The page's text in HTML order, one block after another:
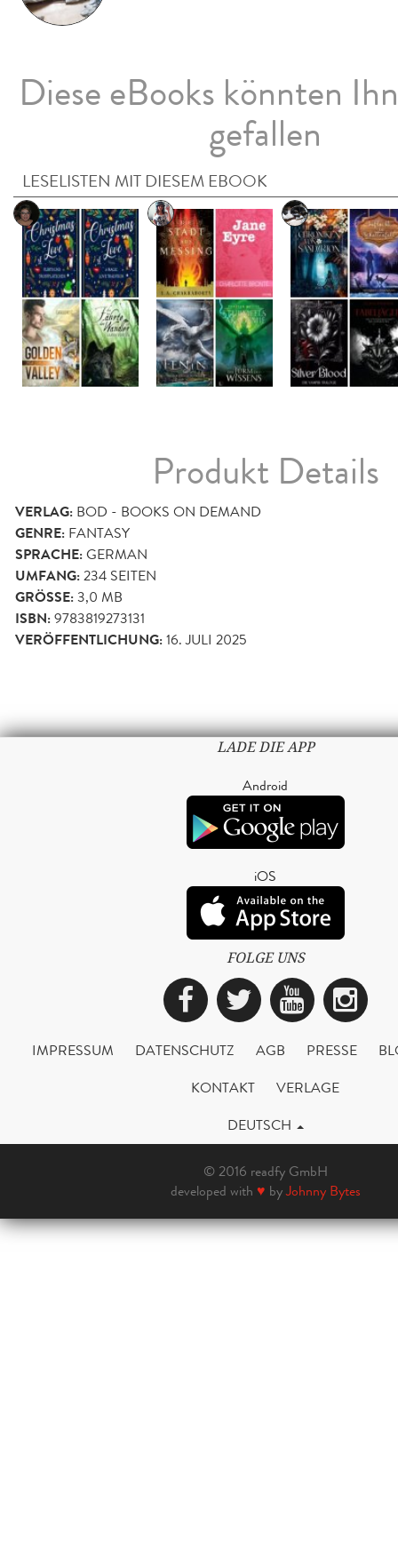
Diese eBooks könnten
gefallen
LESELISTEN MIT DIESEM EBOOK
Produkt Details
VERLAG: BOD - BOOKS ON DEMAND
GENRE: FANTASY
SPRACHE:GERMAN
UMFANG:234 SEITEN
GRÖSSE: 3,0 MB
ISBN:9783819273131
VERÖFFENTLICHUNG:16. JULI 2025
LADE DIE APP
Android
iOS
FOLGE UNS
Facebook
Twitter
IMPRESSUM DATENSCHUTZ AGB PRESSE
KONTAKT
VERLAGE
DEUTSCH
© 2016 readfy GmbH
developed with ♥ byJohnny Bytes